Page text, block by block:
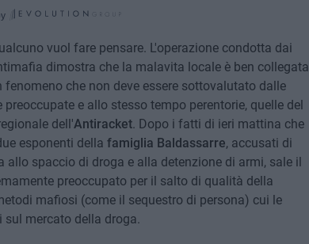
vuol fare pensare. L'operazione condotta dai
dimostra che la malavita locale è ben collegata
che non deve essere sottovalutato dalle
e allo stesso tempo perentorie, quelle del
dell'Antiracket. Dopo i fatti di ieri mattina che
esponenti della famiglia Baldassarre, accusati di
spaccio di droga e alla detenzione di armi, sale il
preoccupato per il salto di qualità della
mafiosi (come il sequestro di persona) cui le
mercato della droga.